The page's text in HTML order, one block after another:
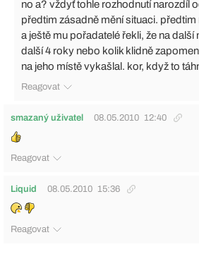
no a? vždyť tohle rozhodnutí narozdíl
předtim zásadně mění situaci.
a ještě mu pořadatelé řekli, že na
další 4 roky nebo kolik klidně
na jeho místě vykašlal. kor, když to
Reagovat
smazaný uživatel 08.05.2010 12:40
Reagovat
Liquid 08.05.2010 15:36
Reagovat